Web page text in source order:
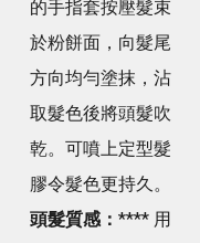
的手指套按壓髮束
於粉餅面，向髮尾
方向均勻塗抹，沾
取髮色後將頭髮吹
乾。可噴上定型髮
膠令髮色更持久。
頭髮質感： **** 用